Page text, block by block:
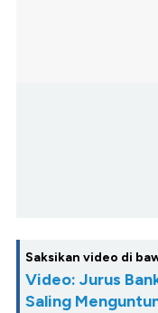
Saksikan video di
Video: Jurus
Saling